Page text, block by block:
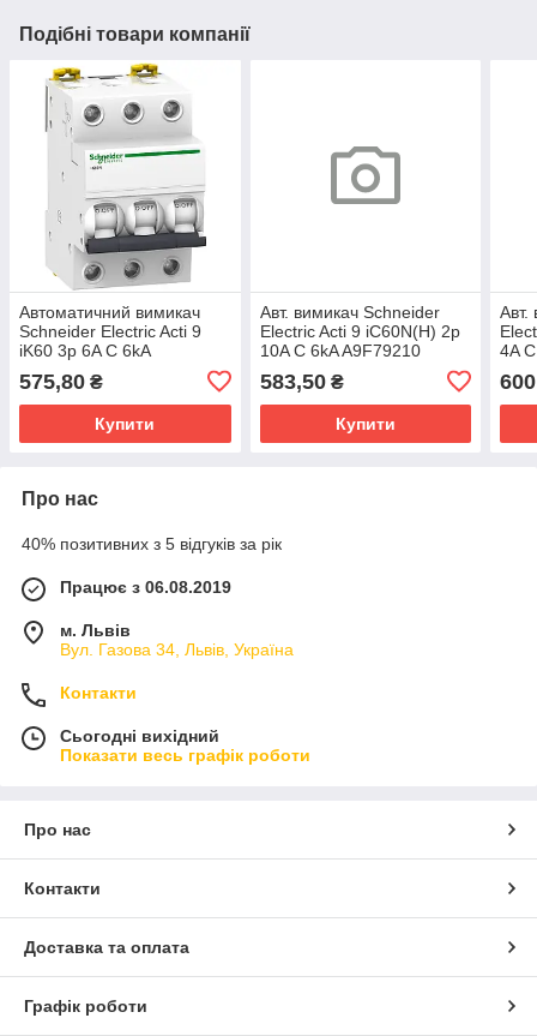
Подібні товари компанії
Автоматичний вимикач
Schneider Electric Acti 9
iK60 3p 6A C 6kA
575,80 ₴
Купити
Авт. вимикач Schneider
Electric Acti 9 iC60N(H) 2p
10A C 6kA A9F79210
583,50₴
Купити
Авт.
4A
Про нас
40% позитивних з 5 відгуків за рік
Працює з 06.08.2019
м. Львів
Вул. Газова 34, Львів, Україна
Контакти
Сьогодні вихідний
Показати весь графік роботи
Про нас
Контакти
Доставка та оплата
Графік роботи